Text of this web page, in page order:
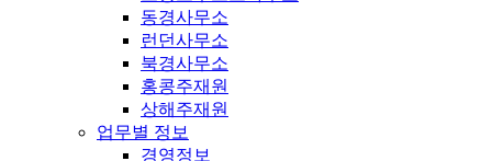
동경사무소
런던사무소
북경사무소
홍콩주재원
상해주재원
업무별 정보
경영정보